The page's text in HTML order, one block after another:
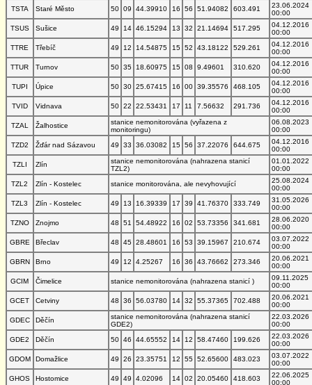
TSTA
Staré Město 50 09 44.39910 16 56 51.94082 603.491
23.06.2024
00:00
TSUS
Sušice 49 14 46.15294 13 32 21.14694 517.295
04.12.2016
00:00
TTRE
Třebíč 49 12 14.54875 15 52 43.18122 529.261
04.12.2016
00:00
TTUR
Turnov 50 35 18.60975 15 08 9.49601 310.620
04.12.2016
00:00
TUPI
Úpice 50 30 25.67415 16 00 39.35576 468.105
04.12.2016
00:00
TVID
Vidnava 50 22 22.53431 17 11 7.56632 291.736
04.12.2016
00:00
TZAL
Žalhostice
stanice nemonitorována (vyřazena z
monitoringu)
06.08.2023
00:00
TZD2
Žďár nad Sázavou 49 33 36.03082 15 56 37.22076 644.675
04.12.2016
00:00
TZLI
Zlín
stanice nemonitorována (nahrazena stanicí
TZL2)
01.01.2022
00:00
TZL2
Zlín - Kostelec stanice monitorována, ale nevyhovující
25.08.2024
00:00
TZL3
Zlín - Kostelec 49 13 16.39339 17 39 41.76370 333.749
31.05.2026
00:00
TZNO
Znojmo 48 51 54.48922 16 02 53.73356 341.681
28.06.2020
00:00
GBRE
Břeclav 48 45 28.48601 16 53 39.15967 210.674
03.07.2022
00:00
GBRN
Brno 49 12 4.25267 16 36 43.76662 273.346
20.06.2021
00:00
GCIM
Čimelice stanice nemonitorována (nahrazena stanicí )
09.11.2025
00:00
GCET
Cetviny 48 36 56.03780 14 32 55.37365 702.488
20.06.2021
00:00
GDEC
Děčín
stanice nemonitorována (nahrazena stanicí
GDE2)
22.03.2026
00:00
GDE2
Děčín 50 46 44.65552 14 12 58.47460 199.626
22.03.2026
00:00
GDOM
Domažlice 49 26 23.35751 12 55 52.65600 483.023
03.07.2022
00:00
GHOS
Hostomice 49 49 4.02096 14 02 20.05460 418.603
22.06.2025
00:00